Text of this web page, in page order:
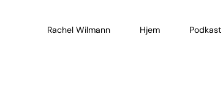
Rachel Wilmann Hjem Podkast